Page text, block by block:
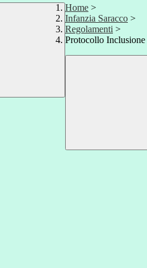
Home >
Infanzia Saracco >
Regolamenti >
Protocollo Inclusione